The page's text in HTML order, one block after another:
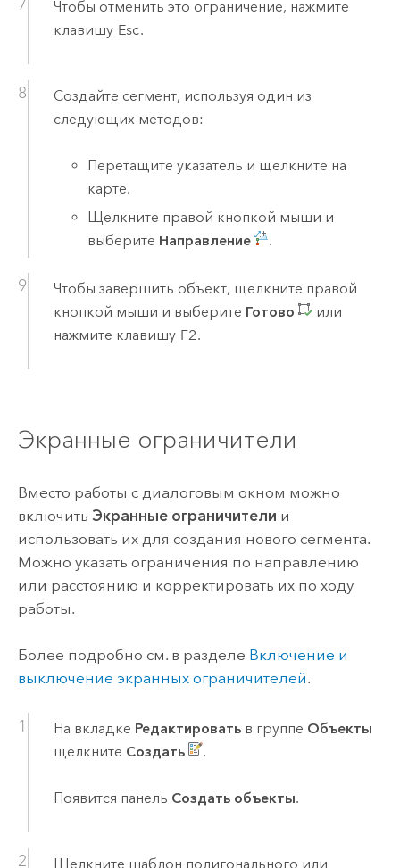
Чтобы отменить это ограничение, нажмите
клавишу Esc.
Создайте сегмент, используя один из
следующих методов:
Перетащите указатель и щелкните на
карте.
Щелкните правой кнопкой мыши и
выберите Направление .
Чтобы завершить объект, щелкните правой
кнопкой мыши и выберите Готово
или
нажмите клавишу F2.
Экранные ограничители
Вместо работы с диалоговым окном можно
включить Экранные ограничители и
использовать их для создания нового сегмента.
Можно указать ограничения по направлению
или расстоянию и корректировать их по ходу
работы.
Более подробно см. в разделе Включение и
выключение экранных ограничителей.
На вкладке Редактироватьв группе Объекты
щелкните Создать .
Появится панель Создать объекты.
Щелкните шаблон полигонального или